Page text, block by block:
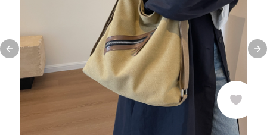
Previous slide